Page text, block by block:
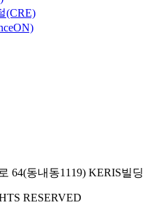
(CRE)
64(동내동1119) KERIS빌딩
RESERVED